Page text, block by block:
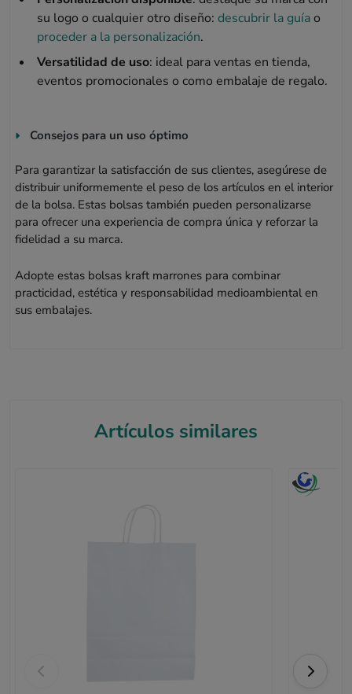
su logo o cualquier otro diseño: descubrir la guíao
proceder a la personalización.
Versatilidad de uso: ideal para ventas en tienda,
eventos promocionales o como embalaje de regalo.
Consejos para un uso óptimo
Para garantizar la satisfacción de sus clientes, asegúrese de
distribuir uniformemente el peso de los artículos en el interior
de la bolsa. Estas bolsas también pueden personalizarse
para ofrecer una experiencia de compra única y reforzar la
fidelidad a su marca.
Adopte estas bolsas kraft marrones para combinar
practicidad, estética y responsabilidad medioambiental en
sus embalajes.
Artículos similares